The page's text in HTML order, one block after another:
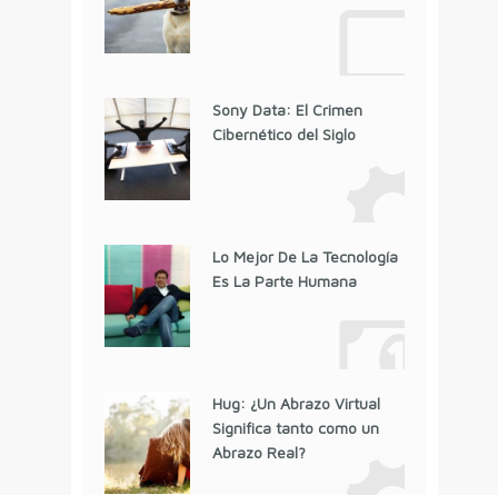
Sony Data: El Crimen
Cibernético del Siglo
Lo Mejor De La Tecnología
Es La Parte Humana
Hug: ¿Un Abrazo Virtual
Significa tanto como un
Abrazo Real?